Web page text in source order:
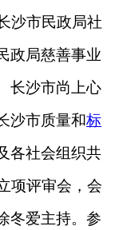
沙市民政局社
政局慈善事业
长沙市尚上心
沙市质量和标
各社会组织共
项评审会，会
冬爱主持。参